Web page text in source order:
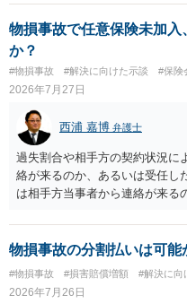
確認する必要があります。保険
は、弁護士が介入することによ
で、以下の資料・情報を準備
をお勧めいたします。 ・相手方
示書類 ・叔母様の診断名、けが
・入院の有無、通院回数 ・現
やご家族等が加入している保険
用特約が付帯しているか なお、
で、弁護士が受任する場合には
る必要があります。日本語での
ので、そのあたりのご事情も踏
物損事故で任意保険未加
か？
#物損事故 #解決に向けた示談 #保険
2026年7月27日
西浦 嘉博 弁護士
過失割合や相手方の契約状況に
絡が来るのか、あるいは受任し
は相手方当事者から連絡が来る
金の支払いにつき、分割払いに
合意しなければ和解できないこ
に、交渉の方向性につき、最
ことも検討ください。
物損事故の分割払いは可
#物損事故 #損害賠償増額 #解決に向
2026年7月26日